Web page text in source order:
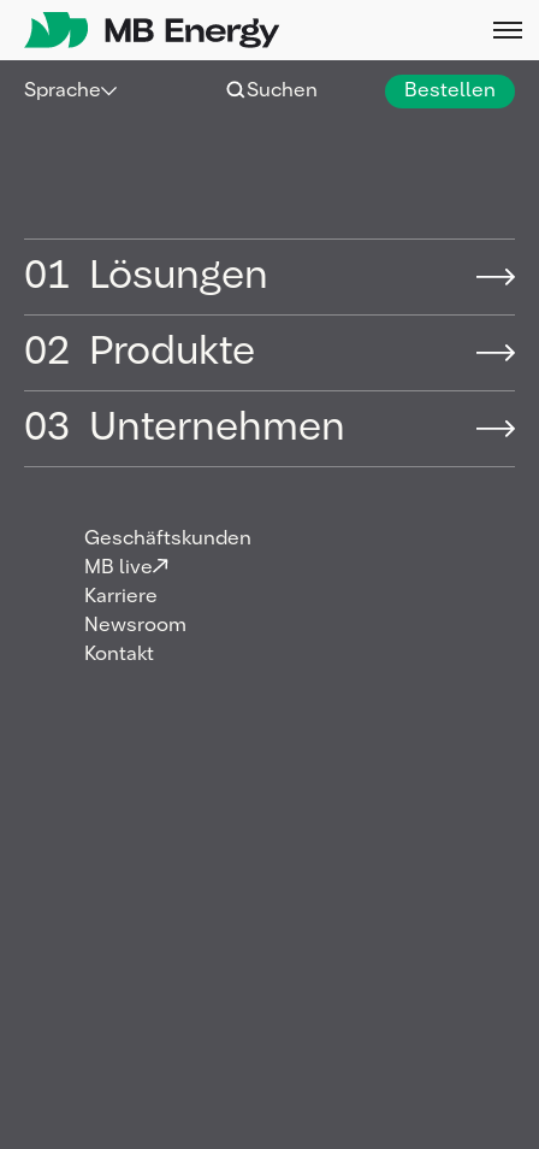
Skip
Geschäftskunden
MB live
Karriere
Newsroom
Kontakt
Sprache Suchen Bestellen
01
Lösungen
02
Produkte
03 Unternehmen